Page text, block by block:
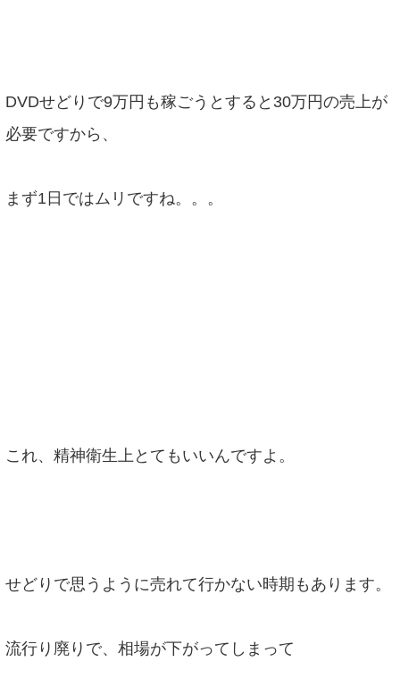
DVDせどりで9万円も稼ごうとすると30万円の売上が
必要ですから、
まず1日ではムリですね。。。
これ、精神衛生上とてもいいんですよ。
せどりで思うように売れて行かない時期もあります。
流行り廃りで、相場が下がってしまって